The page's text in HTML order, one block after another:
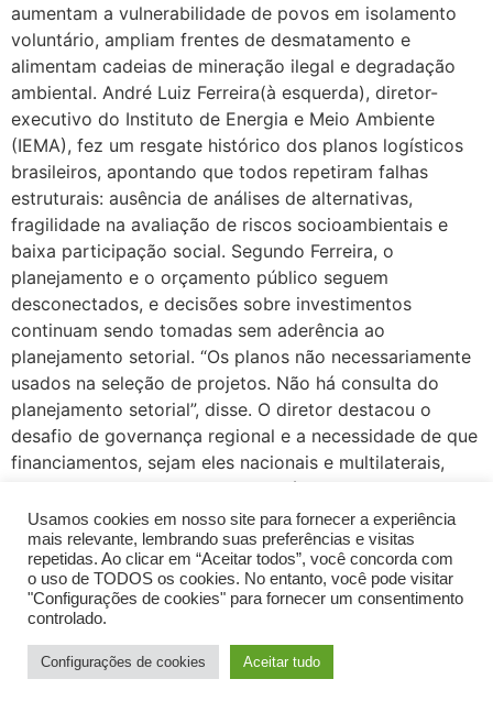
aumentam a vulnerabilidade de povos em isolamento
voluntário, ampliam frentes de desmatamento e
alimentam cadeias de mineração ilegal e degradação
ambiental. André Luiz Ferreira(à esquerda), diretor-
executivo do Instituto de Energia e Meio Ambiente
(IEMA), fez um resgate histórico dos planos logísticos
brasileiros, apontando que todos repetiram falhas
estruturais: ausência de análises de alternativas,
fragilidade na avaliação de riscos socioambientais e
baixa participação social. Segundo Ferreira, o
planejamento e o orçamento público seguem
desconectados, e decisões sobre investimentos
continuam sendo tomadas sem aderência ao
planejamento setorial. “Os planos não necessariamente
usados na seleção de projetos. Não há consulta do
planejamento setorial”, disse. O diretor destacou o
desafio de governança regional e a necessidade de que
financiamentos, sejam eles nacionais e multilaterais,
estejam condicionados a boas práticas de
planejamento. A liderança da região do Madeira, Iremar
Ferreira (à direita), do GT Infraestrutura e Justiça
Socioambiental e Instituto Madeira Vivo, falou sobre
conjunto de obras planejadas e já instaladas na bacia
do Madeira e seus impactos transfronteiriços. Ferreira
defendeu que a maior infraestrutura da região é a
própria floresta amazônica e alertou que financiadores
Usamos cookies em nosso site para fornecer a experiência
mais relevante, lembrando suas preferências e visitas
repetidas. Ao clicar em “Aceitar todos”, você concorda com
o uso de TODOS os cookies. No entanto, você pode visitar
"Configurações de cookies" para fornecer um consentimento
controlado.
Configurações de cookies Aceitar tudo